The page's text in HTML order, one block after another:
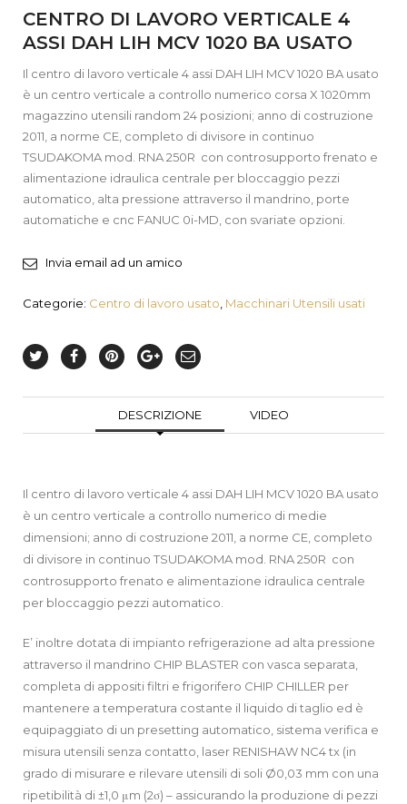
CENTRO DI LAVORO VERTICALE 4
ASSI DAH LIH MCV 1020 BA USATO
Il centro di lavoro verticale 4 assi DAH LIH MCV 1020 BA usato
è un centro verticale a controllo numerico corsa X 1020mm
magazzino utensili random 24 posizioni; anno di costruzione
2011, a norme CE, completo di divisore in continuo
TSUDAKOMA mod. RNA 250R con controsupporto frenato e
alimentazione idraulica centrale per bloccaggio pezzi
automatico, alta pressione attraverso il mandrino, porte
automatiche e cnc FANUC 0i-MD, con svariate opzioni.
Invia email ad un amico
Categorie: Centro di lavoro usato Macchinari Utensili usati
DESCRIZIONE VIDEO
Il centro di lavoro verticale 4 assi DAH LIH MCV 1020 BA usato
è un centro verticale a controllo numerico di medie
dimensioni; anno di costruzione 2011, a norme CE, completo
di divisore in continuo TSUDAKOMA mod. RNA 250R con
controsupporto frenato e alimentazione idraulica centrale
per bloccaggio pezzi automatico.
E’ inoltre dotata di impianto refrigerazione ad alta pressione
attraverso il mandrino CHIP BLASTER con vasca separata,
completa di appositi filtri e frigorifero CHIP CHILLER per
mantenere a temperatura costante il liquido di taglio ed è
equipaggiato di un presetting automatico, sistema verifica e
misura utensili senza contatto, laser RENISHAW NC4 tx (in
grado di misurare e rilevare utensili di soli Ø0,03 mm con una
ripetibilità di ±1,0 μm (2σ) – assicurando la produzione di pezzi